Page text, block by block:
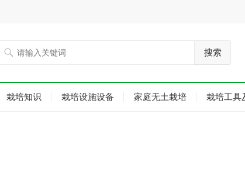
搜索
栽培知识 栽培设施设备 家庭无土栽培 栽培工具